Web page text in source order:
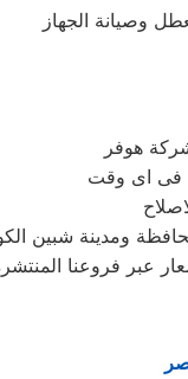
هوفر
فى اى وقت
ومدينة شبين
عبر فروعنا